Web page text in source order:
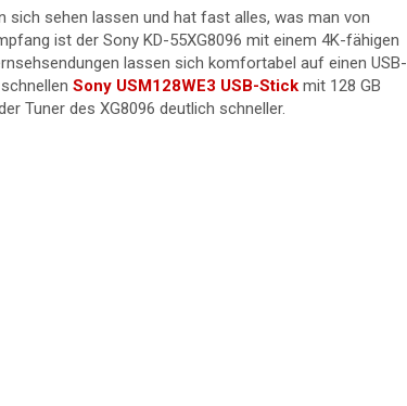
sich sehen lassen und hat fast alles, was man von
ist der Sony KD-55XG8096 mit einem 4K-fähigen
lassen sich komfortabel auf einen USB-
Sony USM128WE3 USB-Stick mit 128 GB
Tuner des XG8096 deutlich schneller.